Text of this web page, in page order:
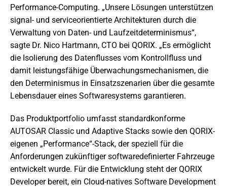
Performance-Computing. „Unsere Lösungen unterstützen
signal- und serviceorientierte Architekturen durch die
Verwaltung von Daten- und Laufzeitdeterminismus“,
sagte Dr. Nico Hartmann, CTO bei QORIX. „Es ermöglicht
die Isolierung des Datenflusses vom Kontrollfluss und
damit leistungsfähige Überwachungsmechanismen, die
den Determinismus in Einsatzszenarien über die gesamte
Lebensdauer eines Softwaresystems garantieren.
Das Produktportfolio umfasst standardkonforme
AUTOSAR Classic und Adaptive Stacks sowie den QORIX-
eigenen „Performance“-Stack, der speziell für die
Anforderungen zukünftiger softwaredefinierter Fahrzeuge
entwickelt wurde. Für die Entwicklung steht der QORIX
Developer bereit, ein Cloud-natives Software Development